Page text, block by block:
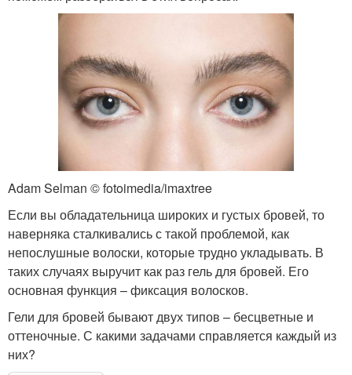
Adam Selman © fotoimedia/imaxtree
Если вы обладательница широких и густых бровей, то
наверняка сталкивались с такой проблемой, как
непослушные волоски, которые трудно укладывать. В
таких случаях выручит как раз гель для бровей. Его
основная функция – фиксация волосков.
Гели для бровей бывают двух типов – бесцветные и
оттеночные. С какими задачами справляется каждый из
них?